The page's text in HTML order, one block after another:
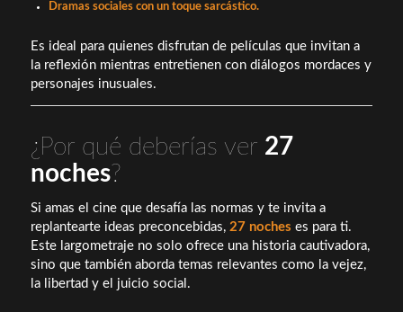
Dramas sociales con un toque sarcástico.
Es ideal para quienes disfrutan de películas que invitan a
la reflexión mientras entretienen con diálogos mordaces y
personajes inusuales.
¿Por qué deberías ver 27
noches?
Si amas el cine que desafía las normas y te invita a
replantearte ideas preconcebidas, 27 noches es para ti.
Este largometraje no solo ofrece una historia cautivadora,
sino que también aborda temas relevantes como la vejez,
la libertad y el juicio social.